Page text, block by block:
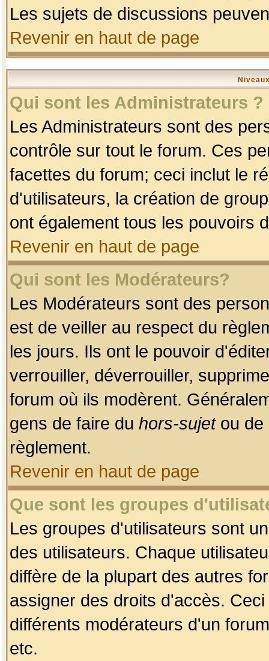
Les sujets de discussions
Revenir en haut de page
Qui sont les Administrateurs ?
Les Administrateurs sont des
contrôle sur tout le forum. Ces
facettes du forum; ceci inclut le
d'utilisateurs, la création de
ont également tous les pouvoirs
Revenir en haut de page
Qui sont les Modérateurs?
Les Modérateurs sont des
est de veiller au respect du
les jours. Ils ont le pouvoir
verrouiller, déverrouiller,
forum où ils modèrent.
gens de faire du hors-sujetou de
règlement.
Revenir en haut de page
Que sont les groupes
Les groupes d'utilisateurs sont
des utilisateurs. Chaque
diffère de la plupart des autres
assigner des droits d'accès.
différents modérateurs d'un
etc.